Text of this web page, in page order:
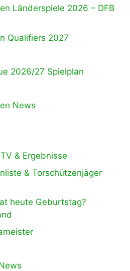
Länderspiele 2026 – DFB
Qualifiers 2027
2026/27 Spielplan
News
& Ergebnisse
& Torschützenjäger
heute Geburtstag?